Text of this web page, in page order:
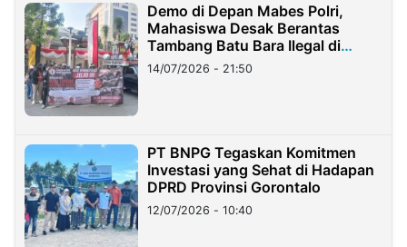
Demo di Depan Mabes Polri,
Mahasiswa Desak Berantas
Tambang Batu Bara Ilegal di
Lampung
14/07/2026 - 21:50
PT BNPG Tegaskan Komitmen
Investasi yang Sehat di Hadapan
DPRD Provinsi Gorontalo
12/07/2026 - 10:40